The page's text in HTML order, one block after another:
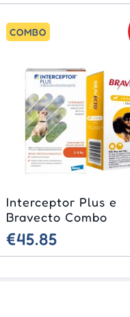
COMBO
Interceptor Plus e
Bravecto Combo
€45.85